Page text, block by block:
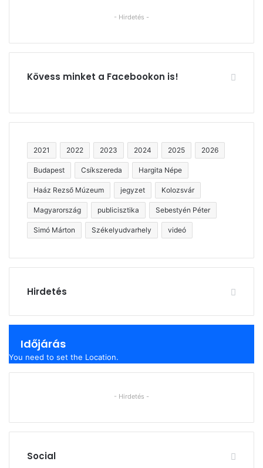
- Hirdetés -
Kövess minket a Facebookon is!
2021 2022 2023 2024 2025 2026
Budapest Csíkszereda Hargita Népe
Haáz Rezső Múzeum jegyzet Kolozsvár
Magyarország publicisztika Sebestyén Péter
Simó Márton Székelyudvarhely videó
Hirdetés
Időjárás
You need to set the Location.
- Hirdetés -
Social